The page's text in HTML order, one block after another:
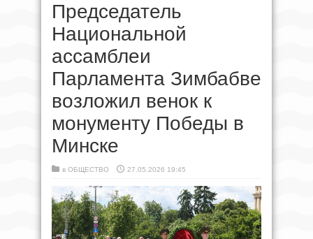
Председатель
Национальной
ассамблеи
Парламента Зимбабве
возложил венок к
монументу Победы в
Минске
в ОБЩЕСТВО 27.05.2026 19:45